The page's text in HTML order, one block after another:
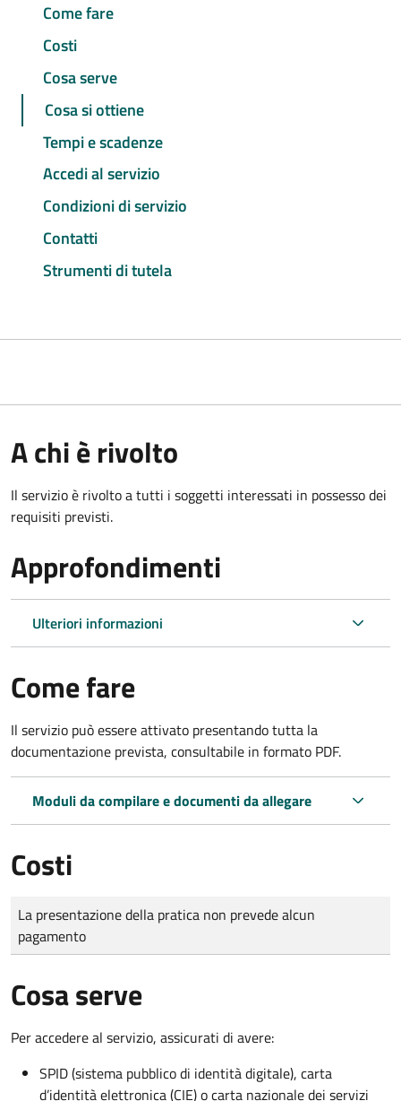
Come fare
Costi
Cosa serve
Cosa si ottiene
Tempi e scadenze
Accedi al servizio
Condizioni di servizio
Contatti
Strumenti di tutela
A chi è rivolto
Il servizio è rivolto a tutti i soggetti interessati in possesso dei
requisiti previsti.
Approfondimenti
Ulteriori informazioni
Come fare
Il servizio può essere attivato presentando tutta la
documentazione prevista, consultabile in formato PDF.
Moduli da compilare e documenti da allegare
Costi
Tipo di pagamento
Importo
La presentazione della pratica non prevede alcun
pagamento
Cosa serve
Per accedere al servizio, assicurati di avere:
SPID (sistema pubblico di identità digitale), carta
d’identità elettronica (CIE) o carta nazionale dei servizi